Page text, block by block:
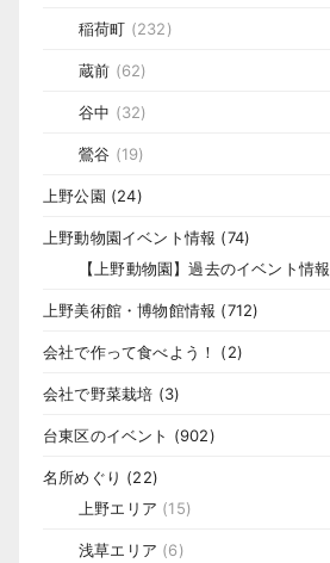
稲荷町 (232)
蔵前 (62)
谷中 (32)
鶯谷 (19)
上野公園 (24)
上野動物園イベント情報 (74)
【上野動物園】過去のイベント情報
上野美術館・博物館情報 (712)
会社で作って食べよう！ (2)
会社で野菜栽培 (3)
台東区のイベント (902)
名所めぐり (22)
上野エリア (15)
浅草エリア (6)